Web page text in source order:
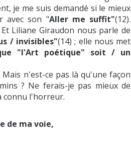
je me suis demandé si le mieux
avec son "Aller me suffit"(12).
Liliane Giraudon nous parle de
/ invisibles"(14) ; elle nous met
"l'Art poétique" soit / un
n'est-ce pas là qu'une façon
? Ne ferais-je pas mieux de
connu l'horreur.
de ma voie,